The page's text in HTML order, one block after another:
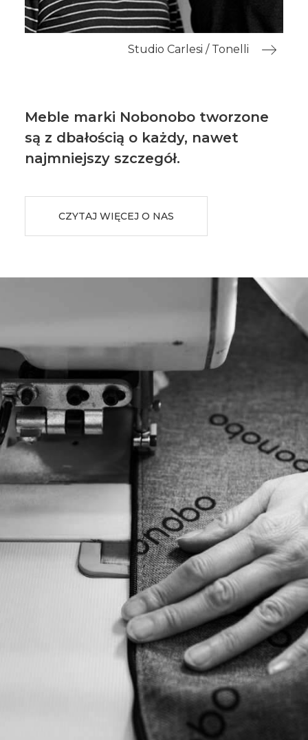
Studio Carlesi / Tonelli
Meble marki Nobonobo tworzone
są z dbałością o każdy, nawet
najmniejszy szczegół.
CZYTAJ WIĘCEJ O NAS